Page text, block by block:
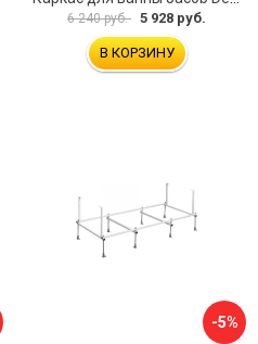
6 240 руб. 5 928 руб.
В КОРЗИНУ
-5%